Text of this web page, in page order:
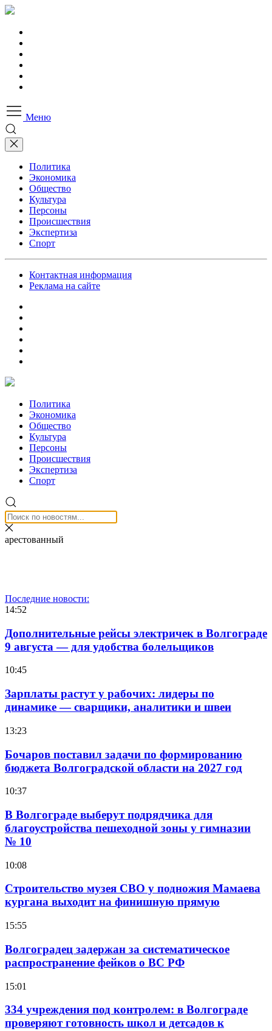
Меню
Политика
Экономика
Общество
Культура
Персоны
Происшествия
Экспертиза
Спорт
Контактная информация
Реклама на сайте
Политика
Экономика
Общество
Культура
Персоны
Происшествия
Экспертиза
Спорт
арестованный
Последние новости:
14:52
Дополнительные рейсы электричек в Волгограде
9 августа — для удобства болельщиков
10:45
Зарплаты растут у рабочих: лидеры по
динамике — сварщики, аналитики и швеи
13:23
Бочаров поставил задачи по формированию
бюджета Волгоградской области на 2027 год
10:37
В Волгограде выберут подрядчика для
благоустройства пешеходной зоны у гимназии
№ 10
10:08
Строительство музея СВО у подножия Мамаева
кургана выходит на финишную прямую
15:55
Волгоградец задержан за систематическое
распространение фейков о ВС РФ
15:01
334 учреждения под контролем: в Волгограде
проверяют готовность школ и детсадов к